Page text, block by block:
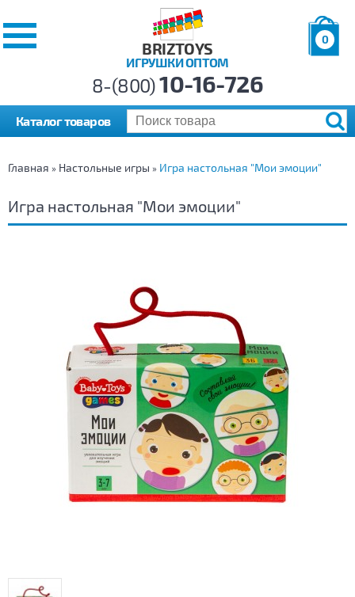
BRIZTOYS
ИГРУШКИ ОПТОМ
0
р.
8-(800)10-16-726
Каталог товаров
Главная » Настольные игры » Игра настольная "Мои эмоции"
Игра настольная "Мои эмоции"